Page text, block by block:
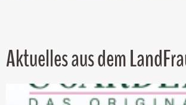
Aktuelles aus dem